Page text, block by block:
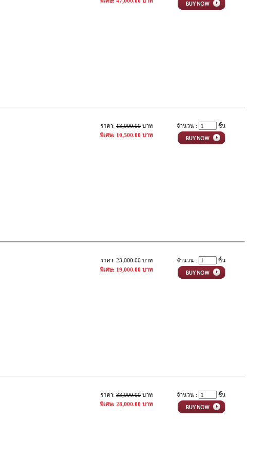
ราคา: 13,000.00 บาท
พิเศษ: 10,500.00 บาท
จำนวน : ชิ้น
ราคา: 23,000.00 บาท
พิเศษ: 19,000.00 บาท
จำนวน : ชิ้น
ราคา: 33,000.00 บาท
พิเศษ: 28,000.00 บาท
จำนวน : ชิ้น